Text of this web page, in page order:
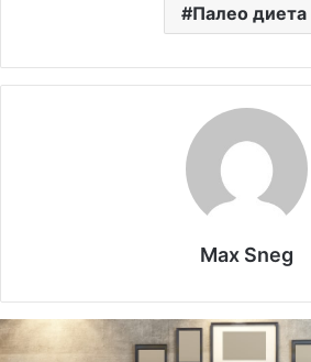
Палео диета
Max Sneg